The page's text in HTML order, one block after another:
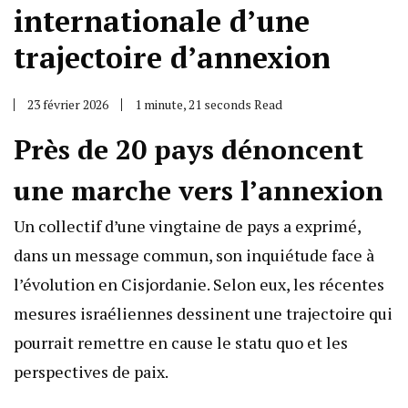
internationale d’une
trajectoire d’annexion
23 février 2026 1 minute, 21 seconds Read
Près de 20 pays dénoncent
une marche vers l’annexion
Un collectif d’une vingtaine de pays a exprimé,
dans un message commun, son inquiétude face à
l’évolution en Cisjordanie. Selon eux, les récentes
mesures israéliennes dessinent une trajectoire qui
pourrait remettre en cause le statu quo et les
perspectives de paix.